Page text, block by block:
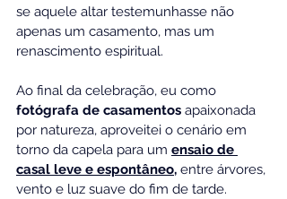
se aquele altar testemunhasse não
apenas um casamento, mas um
renascimento espiritual.
Ao final da celebração, eu como
fotógrafa de casamentos apaixonada
por natureza, aproveitei o cenário em
torno da capela para um ensaio de
casal leve e espontâneo, entre árvores,
vento e luz suave do fim de tarde.